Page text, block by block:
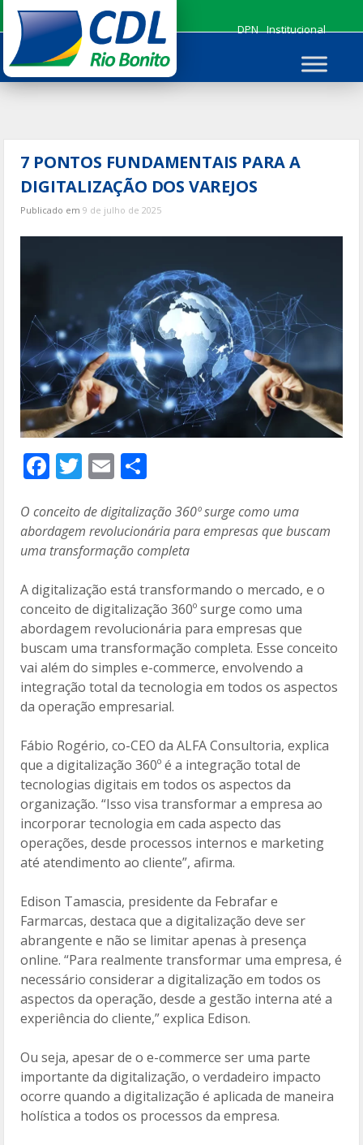
para
conteúdo
DPN Institucional
7 PONTOS FUNDAMENTAIS PARA A
DIGITALIZAÇÃO DOS VAREJOS
Publicado em9 de julho de 2025
F
ac
e
b
o
o
k
T
w
itt
er
E
m
ai
l
m
p
ar
til
h
ar
O conceito de digitalização 360º surge como uma
abordagem revolucionária para empresas que buscam
uma transformação completa
A digitalização está transformando o mercado, e o
conceito de digitalização 360º surge como uma
abordagem revolucionária para empresas que
buscam uma transformação completa. Esse conceito
vai além do simples e-commerce, envolvendo a
integração total da tecnologia em todos os aspectos
da operação empresarial.
Fábio Rogério, co-CEO da ALFA Consultoria, explica
que a digitalização 360º é a integração total de
tecnologias digitais em todos os aspectos da
organização. “Isso visa transformar a empresa ao
incorporar tecnologia em cada aspecto das
operações, desde processos internos e marketing
até atendimento ao cliente”, afirma.
Edison Tamascia, presidente da Febrafar e
Farmarcas, destaca que a digitalização deve ser
abrangente e não se limitar apenas à presença
online. “Para realmente transformar uma empresa, é
necessário considerar a digitalização em todos os
aspectos da operação, desde a gestão interna até a
experiência do cliente,” explica Edison.
Ou seja, apesar de o e-commerce ser uma parte
importante da digitalização, o verdadeiro impacto
ocorre quando a digitalização é aplicada de maneira
holística a todos os processos da empresa.